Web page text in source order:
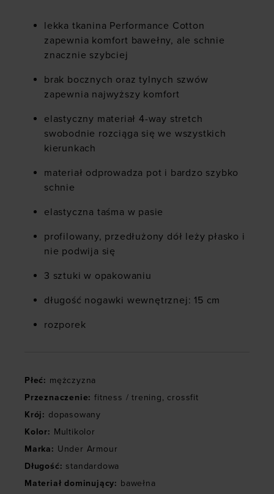
lekka tkanina Performance Cotton
zapewnia komfort bawełny, ale schnie
znacznie szybciej
brak bocznych oraz tylnych szwów
zapewnia najwyższy komfort
elastyczny materiał 4-way stretch
swobodnie rozciąga się we wszystkich
kierunkach
materiał odprowadza pot i bardzo szybko
schnie
elastyczna taśma w pasie
profilowany, przedłużony dół leży płasko i
nie podwija się
3 sztuki w opakowaniu
długość nogawki wewnętrznej: 15 cm
rozporek
Płeć: mężczyzna
Przeznaczenie: fitness / trening, crossfit
Krój: dopasowany
Kolor: Multikolor
Marka: Under Armour
Długość: standardowa
Materiał dominujący: bawełna